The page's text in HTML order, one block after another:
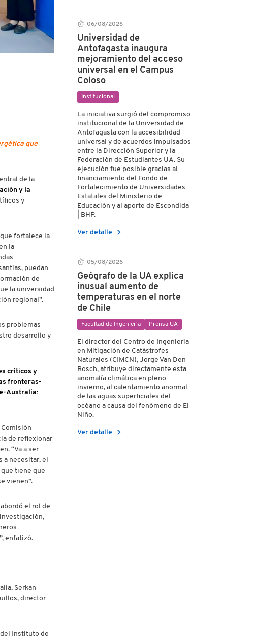
que
de la
y la
y
fortalece la
la
puedan
de
la universidad
regional”.
problemas
desarrollo y
críticos y
fronteras-
Australia:
de reflexionar
“Va a ser
a necesitar, el
tiene que
vienen”.
el rol de
enfatizó.
Serkan
director
Instituto de
06/08/2026
Universidad de
Antofagasta inaugura
mejoramiento del acceso
universal en el Campus
Coloso
Institucional
La iniciativa surgió del compromiso
institucional de la Universidad de
Antofagasta con la accesibilidad
universal y de acuerdos impulsados
entre la Dirección Superior y la
Federación de Estudiantes UA. Su
ejecución fue posible gracias al
financiamiento del Fondo de
Fortalecimiento de Universidades
Estatales del Ministerio de
Educación y al aporte de Escondida
| BHP.
Ver detalle chevron_right
05/08/2026
Geógrafo de la UA explica
inusual aumento de
temperaturas en el norte
de Chile
Facultad de Ingeniería Prensa UA
El director del Centro de Ingeniería
en Mitigación de Catástrofes
Naturales (CIMCN), Jorge Van Den
Bosch, atribuye directamente esta
anomalía climática en pleno
invierno, al calentamiento anormal
de las aguas superficiales del
océano a causa del fenómeno de El
Niño.
Ver detalle chevron_right